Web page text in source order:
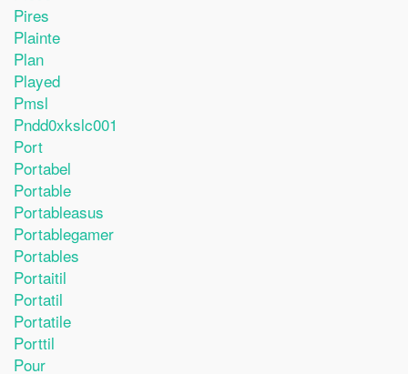
Pires
Plainte
Plan
Played
Pmsl
Pndd0xkslc001
Port
Portabel
Portable
Portableasus
Portablegamer
Portables
Portaitil
Portatil
Portatile
Porttil
Pour